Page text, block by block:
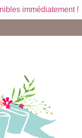
immédiatement !